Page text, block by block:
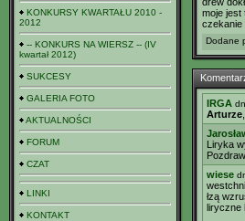
KONKURSY KWARTAŁU 2010 -
2012
-- KONKURS NA WIERSZ -- (IV
kwartał 2012)
SUKCESY
GALERIA FOTO
AKTUALNOŚCI
FORUM
CZAT
LINKI
KONTAKT
moje jest
czekanie
Dodane
IRGA
Arturze
Liryka
wiese
łzą
liryczne